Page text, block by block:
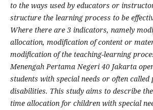
to the ways used by educators or
structure the learning process to be
Where there are 3 indicators, namely
allocation, modification of content or
modification of the teaching-learning
Menengah Pertama Negeri 40 Jakarta
students with special needs or often called
disabilities. This study aims to describe
time allocation for children with special